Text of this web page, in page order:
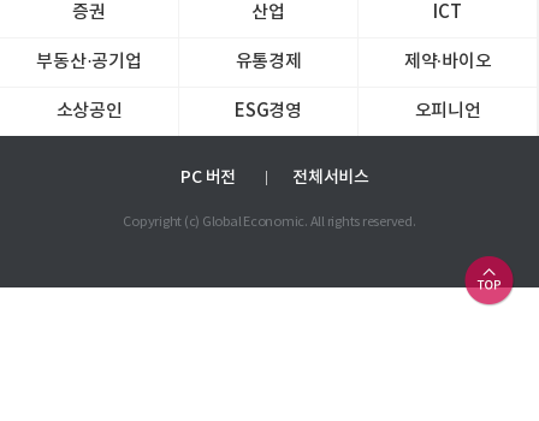
증권 산업 ICT
부동산·공기업 유통경제 제약∙바이오
소상공인 ESG경영 오피니언
PC 버전 전체서비스
Copyright (c) Global Economic. All rights reserved.